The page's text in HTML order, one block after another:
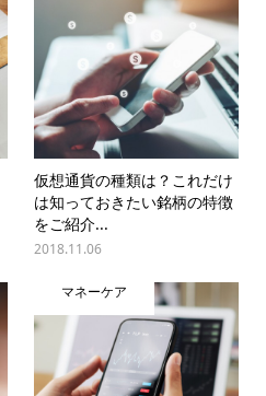
仮想通貨の種類は？これだけ
は知っておきたい銘柄の特徴
をご紹介...
2018.11.06
マネーケア